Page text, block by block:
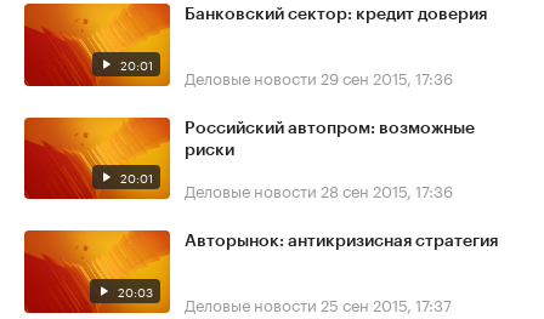
20:01
Банковский сектор: кредит доверия
Деловые новости 29 сен 2015, 17:36
20:01
Российский автопром: возможные
риски
Деловые новости 28 сен 2015, 17:36
20:03
Авторынок: антикризисная стратегия
Деловые новости 25 сен 2015, 17:37